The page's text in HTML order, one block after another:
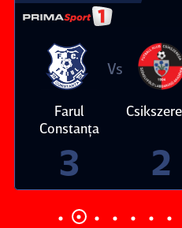
Dinamo
4
Vs
FC
0